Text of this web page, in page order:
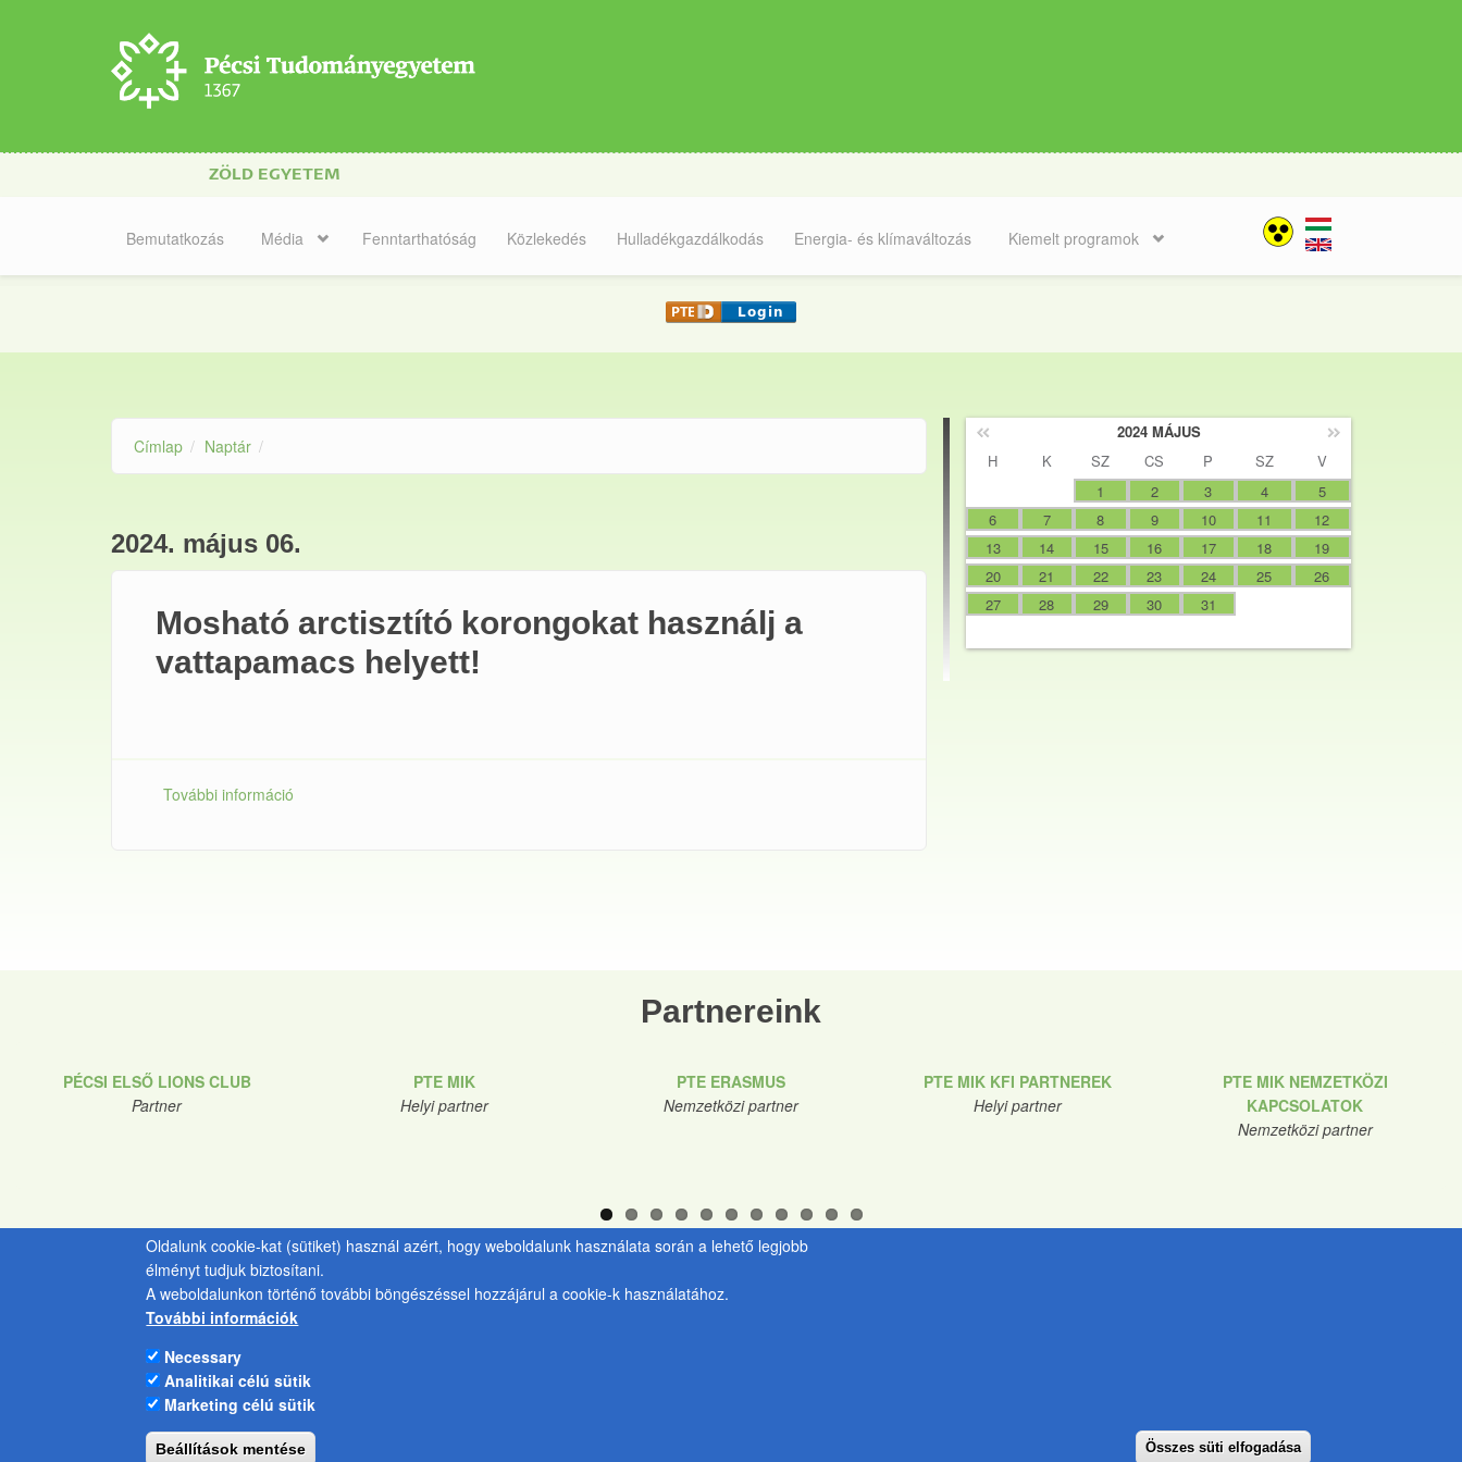
ZÖLD EGYETEM
Bemutatkozás Média Fenntarthatóság Közlekedés Hulladékgazdálkodás Energia- és klímaváltozás Kiemelt programok
Címlap Naptár
2024. május 06.
Mosható arctisztító korongokat használj a
vattapamacs helyett!
További információ
H K SZ CS P SZ
V
1
2 3 4
5
6
7 8 9 10 11
12
13
14 15 16 17 18
19
20
21 22 23 24 25
26
27
28 29 30 31
2024 MÁJUS
Partnereink
PÉCSI ELSŐ LIONS CLUB
Partner
PTE MIK
Helyi partner
PTE ERASMUS
Nemzetközi partner
PTE MIK KFI PARTNEREK
Helyi partner
PTE MIK NEMZETKÖZI
KAPCSOLATOK
Nemzetközi partner
Oldalunk cookie-kat (sütiket) használ azért, hogy weboldalunk használata során a lehető legjobb
élményt tudjuk biztosítani.
A weboldalunkon történő további böngészéssel hozzájárul a cookie-k használatához.
További információk
Necessary
Analitikai célú sütik
Marketing célú sütik
Beállítások mentése Összes süti elfogadása